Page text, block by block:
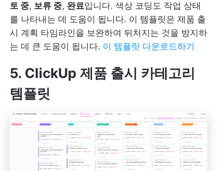
토 중, 보류 중, 완료입니다. 색상 코딩도 작업 상태
를 나타내는 데 도움이 됩니다. 이 템플릿은 제품 출
시 계획 타임라인을 보완하여 뒤처지는 것을 방지하
는 데 큰 도움이 됩니다. 이 템플릿 다운로드하기
5. ClickUp 제품 출시 카테고리
템플릿